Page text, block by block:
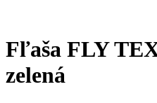
Fľaša FLY
zelená